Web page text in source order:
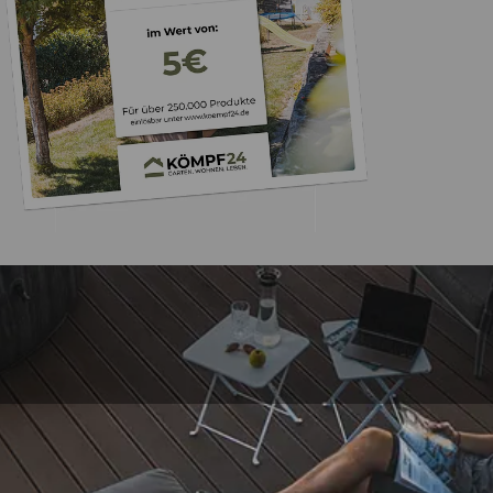
Trusted Shops
4,81/ 5
25.963 Bewertungen
„Schnellere
angekündigt.